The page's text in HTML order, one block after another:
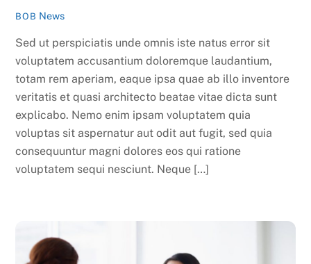
BOB News
Sed ut perspiciatis unde omnis iste natus error sit
voluptatem accusantium doloremque laudantium,
totam rem aperiam, eaque ipsa quae ab illo inventore
veritatis et quasi architecto beatae vitae dicta sunt
explicabo. Nemo enim ipsam voluptatem quia
voluptas sit aspernatur aut odit aut fugit, sed quia
consequuntur magni dolores eos qui ratione
voluptatem sequi nesciunt. Neque […]